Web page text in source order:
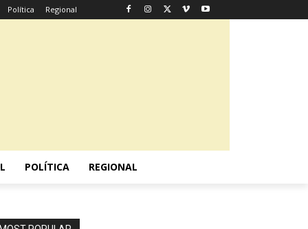
Política Regional
POLÍTICA REGIONAL